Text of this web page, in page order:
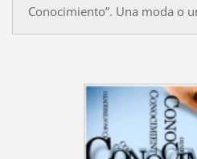
Conocimiento”. Una moda o